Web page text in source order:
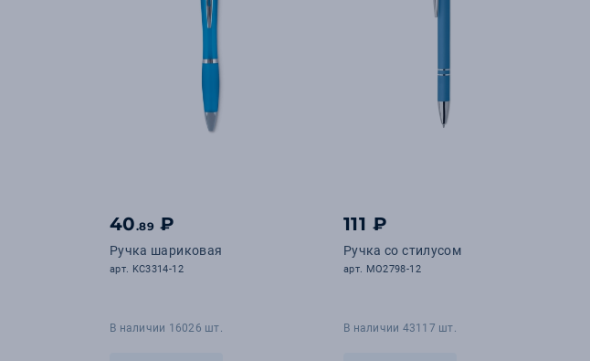
40.89 ₽
Ручка шариковая
арт. KC3314-12
В наличии 16026 шт.
111 ₽
Ручка со стилусом
арт. MO2798-12
В наличии 43117 шт.